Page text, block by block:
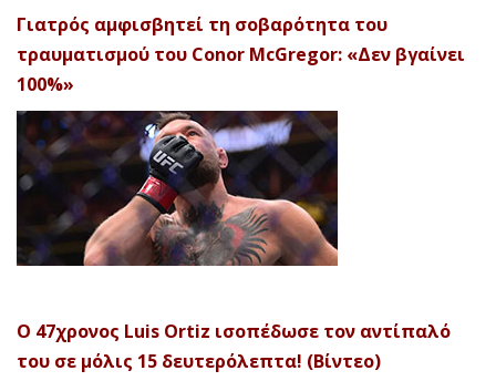
Γιατρός αμφισβητεί τη σοβαρότητα του
τραυματισμού του Conor McGregor: «Δεν βγαίνει
100%»
Ο 47χρονος Luis Ortiz ισοπέδωσε τον αντίπαλό
του σε μόλις 15 δευτερόλεπτα! (Βίντεο)